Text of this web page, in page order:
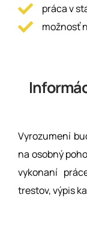
práca v
možnosť
Vyrozumení
na osobný
vykonaní
trestov, výpis